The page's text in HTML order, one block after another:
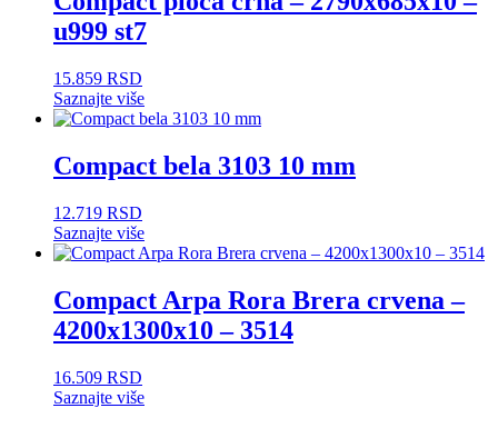
u999 st7
15.859 RSD
Saznajte više
Compact bela 3103 10 mm
12.719 RSD
Saznajte više
Compact Arpa Rora Brera crvena –
4200x1300x10 – 3514
16.509 RSD
Saznajte više